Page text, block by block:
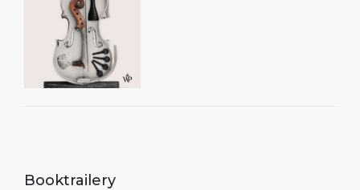
Booktrailery